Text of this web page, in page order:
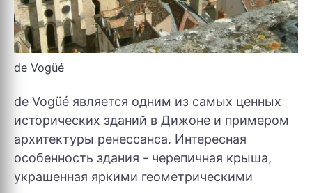
de Vogüé
de Vogüé является одним из самых ценных
исторических зданий в Дижоне и примером
архитектуры ренессанса. Интересная
особенность здания - черепичная крыша,
украшенная яркими геометрическими